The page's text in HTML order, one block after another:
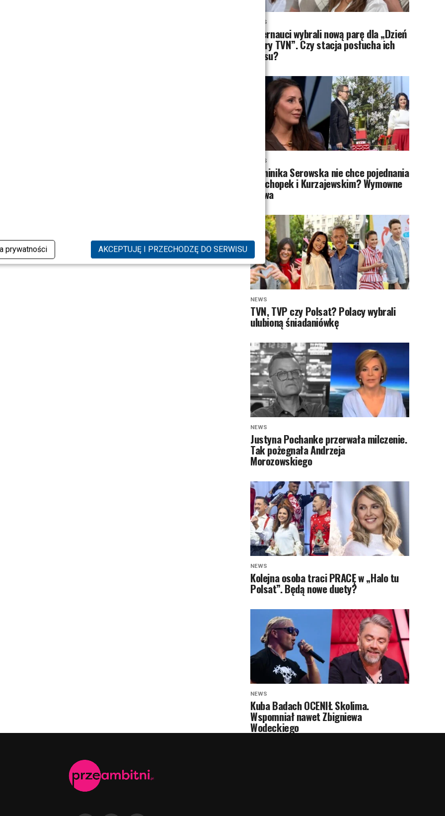
prywatności AKCEPTUJĘ I PRZECHODZĘ DO SERWISU
NEWS
Internauci wybrali nową parę dla „Dzień
dobry TVN”. Czy stacja posłucha ich
głosu?
NEWS
Dominika Serowska nie chce pojednania
z Cichopek i Kurzajewskim? Wymowne
słowa
NEWS
TVN, TVP czy Polsat? Polacy wybrali
ulubioną śniadaniówkę
NEWS
Justyna Pochanke przerwała milczenie.
Tak pożegnała Andrzeja
Morozowskiego
NEWS
Kolejna osoba traci PRACĘ w „Halo tu
Polsat”. Będą nowe duety?
NEWS
Kuba Badach OCENIŁ Skolima.
Wspomniał nawet Zbigniewa
Wodeckiego